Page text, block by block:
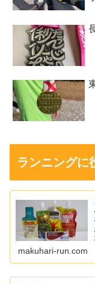
ランニングに
makuhari-run.com